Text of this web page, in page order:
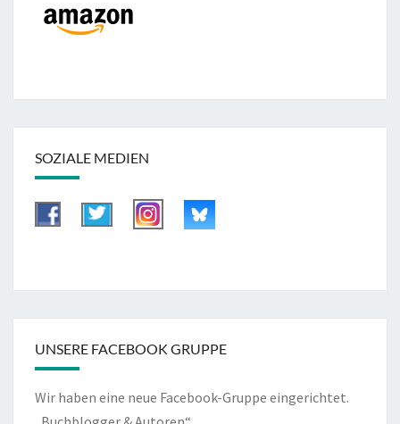
SOZIALE MEDIEN
UNSERE FACEBOOK GRUPPE
Wir haben eine neue Facebook-Gruppe eingerichtet.